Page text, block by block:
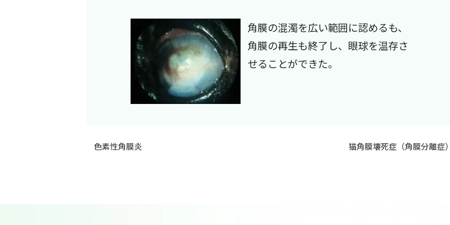
角膜の混濁を広い範囲に認めるも、
角膜の再生も終了し、眼球を温存さ
せることができた。
色素性角膜炎 猫角膜壊死症（角膜分離症